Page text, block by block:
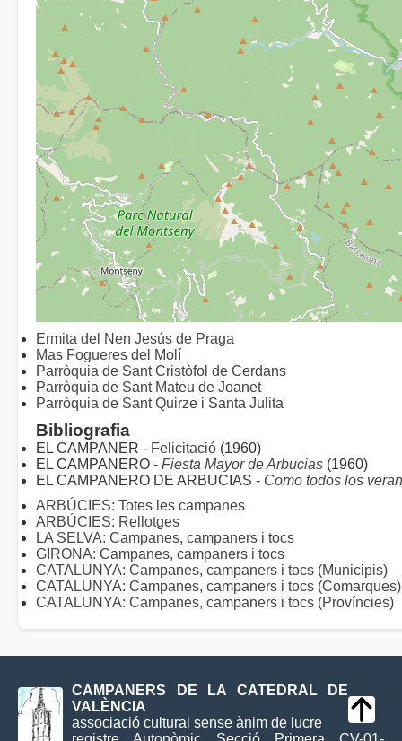
Ermita del Nen Jesús de Praga
Mas Fogueres del Molí
Parròquia de Sant Cristòfol de Cerdans
Parròquia de Sant Mateu de Joanet
Parròquia de Sant Quirze i Santa Julita
Bibliografia
EL CAMPANER - Felicitació (1960)
EL CAMPANERO - Fiesta Mayor de Arbucias (1960)
EL CAMPANERO DE ARBUCIAS - Como todos los
ARBÚCIES: Totes les campanes
ARBÚCIES: Rellotges
LA SELVA: Campanes, campaners i tocs
GIRONA: Campanes, campaners i tocs
CATALUNYA: Campanes, campaners i tocs (Municipis)
CATALUNYA: Campanes, campaners i tocs (Comarques)
CATALUNYA: Campanes, campaners i tocs (Províncies)
CAMPANERS DE LA CATEDRAL DE
VALÈNCIA
associació cultural sense ànim de lucre